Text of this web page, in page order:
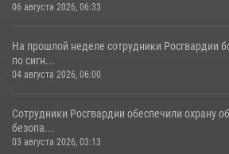
06 августа 2026, 06:33
На прошлой неделе сотрудники Росгвардии
по сигн...
04 августа 2026, 06:00
Сотрудники Росгвардии обеспечили охрану
безопа...
03 августа 2026, 03:13